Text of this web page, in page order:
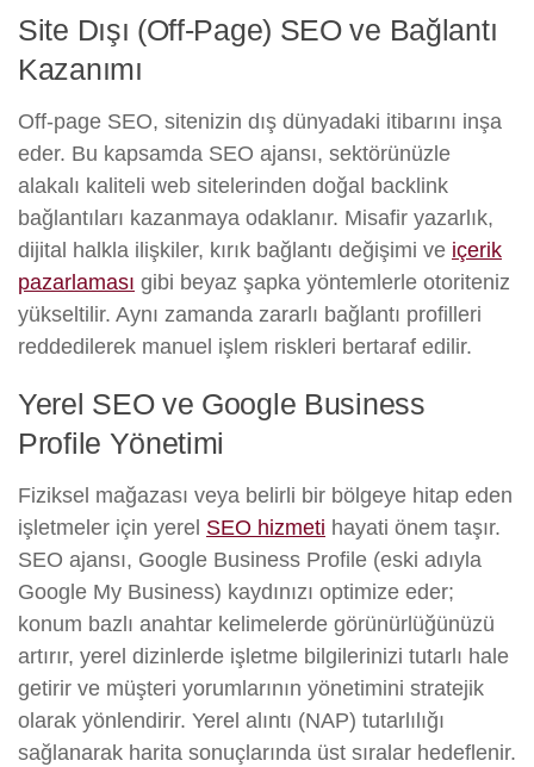
Site Dışı (Off-Page) SEO ve Bağlantı
Kazanımı
Off-page SEO, sitenizin dış dünyadaki itibarını inşa
eder. Bu kapsamda SEO ajansı, sektörünüzle
alakalı kaliteli web sitelerinden doğal backlink
bağlantıları kazanmaya odaklanır. Misafir yazarlık,
dijital halkla ilişkiler, kırık bağlantı değişimi ve içerik
pazarlaması gibi beyaz şapka yöntemlerle otoriteniz
yükseltilir. Aynı zamanda zararlı bağlantı profilleri
reddedilerek manuel işlem riskleri bertaraf edilir.
Yerel SEO ve Google Business
Profile Yönetimi
Fiziksel mağazası veya belirli bir bölgeye hitap eden
işletmeler için yerel SEO hizmeti hayati önem taşır.
SEO ajansı, Google Business Profile (eski adıyla
Google My Business) kaydınızı optimize eder;
konum bazlı anahtar kelimelerde görünürlüğünüzü
artırır, yerel dizinlerde işletme bilgilerinizi tutarlı hale
getirir ve müşteri yorumlarının yönetimini stratejik
olarak yönlendirir. Yerel alıntı (NAP) tutarlılığı
sağlanarak harita sonuçlarında üst sıralar hedeflenir.